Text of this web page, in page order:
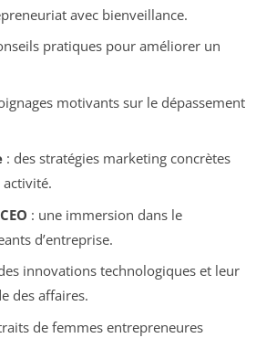
avec bienveillance.
pratiques pour améliorer un
motivants sur le dépassement
: des stratégies marketing concrètes
: une immersion dans le
d’entreprise.
innovations technologiques et leur
des affaires.
de femmes entrepreneures